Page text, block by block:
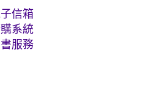
信箱
系統
服務